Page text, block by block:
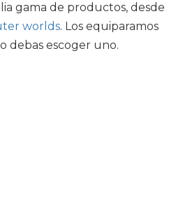
gama de productos, desde
worlds. Los equiparamos
debas escoger uno.